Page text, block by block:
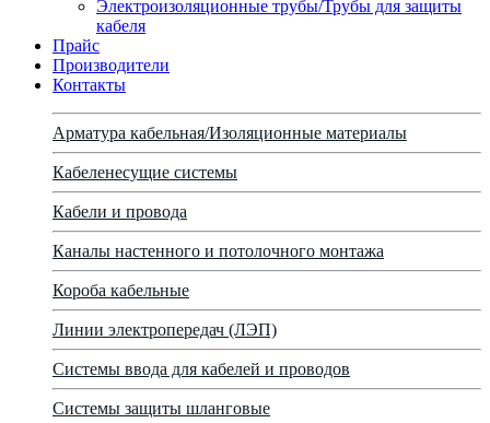
Электроизоляционные трубы/Трубы для защиты
кабеля
Прайс
Производители
Контакты
Арматура кабельная/Изоляционные материалы
Кабеленесущие системы
Кабели и провода
Каналы настенного и потолочного монтажа
Короба кабельные
Линии электропередач (ЛЭП)
Системы ввода для кабелей и проводов
Системы защиты шланговые